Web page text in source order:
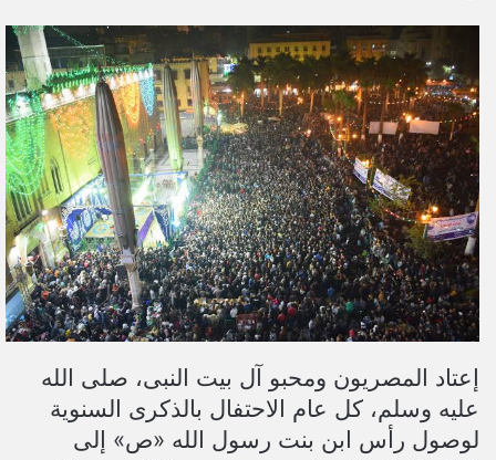
س
ل
ب
ر
ي
د
ا
إ
ل
ك
ت
ر
ا
إعتاد المصريون ومحبو آل بيت النبى، صلى الله
عليه وسلم، كل عام الاحتفال بالذكرى السنوية
لوصول رأس ابن بنت رسول الله «ص» إلى